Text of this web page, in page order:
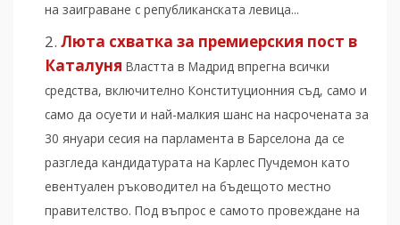
на заиграване с републиканската левица...
Люта схватка за премиерския пост в
Каталуня Властта в Мадрид впрегна всички
средства, включително Конституционния съд, само и
само да осуети и най-малкия шанс на насрочената за
30 януари сесия на парламента в Барселона да се
разгледа кандидатурата на Карлес Пучдемон като
евентуален ръководител на бъдещото местно
правителство. Под въпрос е самото провеждане на